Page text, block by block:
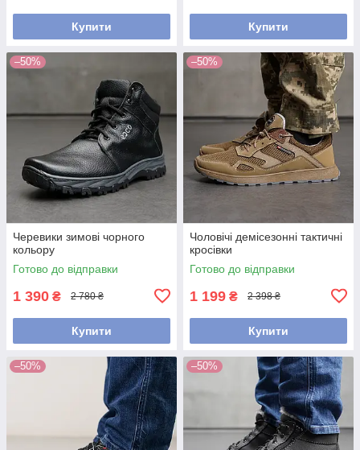
Купити Купити
–50%
Черевики зимові чорного
кольору
Готово до відправки
1 390 ₴ 2 780 ₴
Купити
–50%
Чоловічі демісезонні тактичні
кросівки
Готово до відправки
1 199 ₴ 2 398 ₴
Купити
–50% –50%